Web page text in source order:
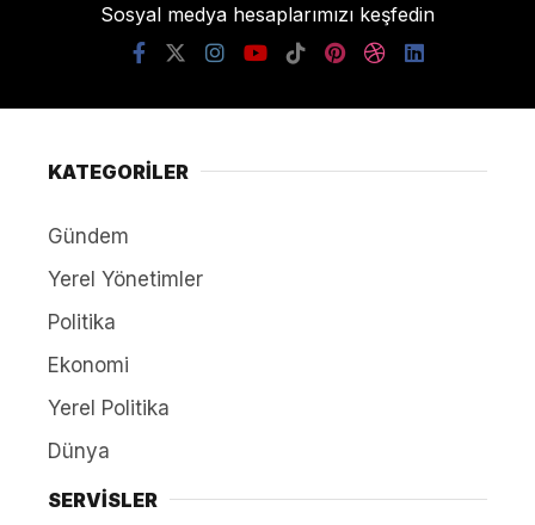
Sosyal medya hesaplarımızı keşfedin
KATEGORİLER
Gündem
Yerel Yönetimler
Politika
Ekonomi
Yerel Politika
Dünya
SERVİSLER